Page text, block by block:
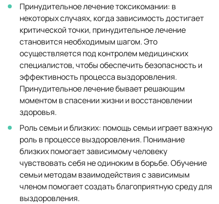
Принудительное лечение токсикомании: в
некоторых случаях, когда зависимость достигает
критической точки, принудительное лечение
становится необходимым шагом. Это
осуществляется под контролем медицинских
специалистов, чтобы обеспечить безопасность и
эффективность процесса выздоровления.
Принудительное лечение бывает решающим
моментом в спасении жизни и восстановлении
здоровья.
Роль семьи и близких: помощь семьи играет важную
роль в процессе выздоровления. Понимание
близких помогает зависимому человеку
чувствовать себя не одиноким в борьбе. Обучение
семьи методам взаимодействия с зависимым
членом помогает создать благоприятную среду для
выздоровления.